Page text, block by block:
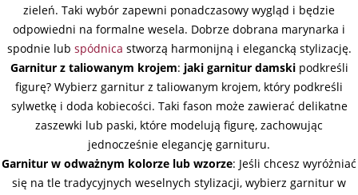
zieleń. Taki wybór zapewni ponadczasowy wygląd i będzie
odpowiedni na formalne wesela. Dobrze dobrana marynarka i
spodnie lub spódnica stworzą harmonijną i elegancką stylizację.
Garnitur z taliowanym krojem: jaki garnitur damskipodkreśli
figurę? Wybierz garnitur z taliowanym krojem, który podkreśli
sylwetkę i doda kobiecości. Taki fason może zawierać delikatne
zaszewki lub paski, które modelują figurę, zachowując
jednocześnie elegancję garnituru.
Garnitur w odważnym kolorze lub wzorze: Jeśli chcesz wyróżniać
się na tle tradycyjnych weselnych stylizacji, wybierz garnitur w